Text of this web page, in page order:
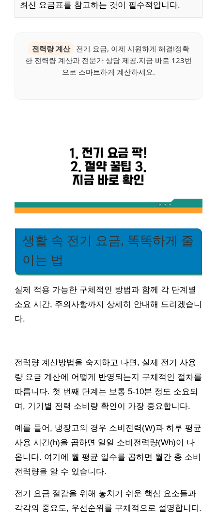
최신 요금표를 참고하는 것이 필수적입니다.
전력량 계산
전기 요금, 이제 시원하게 해결!정확
한 전력량 계산과 전문가 상담 제공.지금 바로 123번
으로 스마트하게 계산하세요.
생활 속 전기 요금, 똑똑하게 줄
이는 법
실제 적용 가능한 구체적인 방법과 함께 각 단계별
소요 시간, 주의사항까지 상세히 안내해 드리겠습니
다.
전력량 계산방법을 숙지하고 나면, 실제 전기 사용
량 요금 계산에 어떻게 반영되는지 구체적인 절차를
따릅니다. 첫 번째 단계는 보통 5-10분 정도 소요되
며, 기기별 전력 소비량 확인이 가장 중요합니다.
예를 들어, 냉장고의 경우 소비전력(W)과 하루 평균
사용 시간(h)을 곱하면 일일 소비전력량(Wh)이 나
옵니다. 여기에 월 평균 일수를 곱하면 월간 총 소비
전력량을 알 수 있습니다.
전기 요금 절감을 위해 놓치기 쉬운 핵심 요소들과
각각의 중요도, 우선순위를 구체적으로 설명합니다.